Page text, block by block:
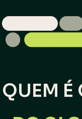
QUEM É